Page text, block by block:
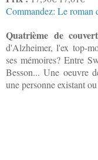
Commandez: Le roman
Quatrième de
d'Alzheimer, l'ex top-
ses mémoires? Entre
Besson... Une oeuvre
une personne existant